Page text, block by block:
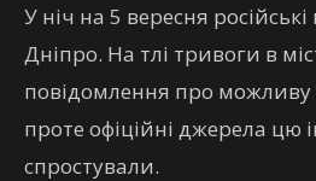
У ніч на 5 вересня
Дніпро. На тлі тривоги в
повідомлення про можливу
проте офіційні джерела цю
спростували.